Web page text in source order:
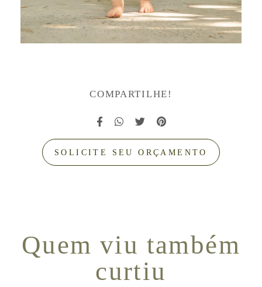
COMPARTILHE!
SOLICITE SEU ORÇAMENTO
Quem viu também
curtiu